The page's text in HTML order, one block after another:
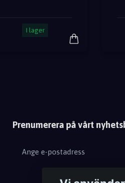
I lager
Prenumerera på vårt